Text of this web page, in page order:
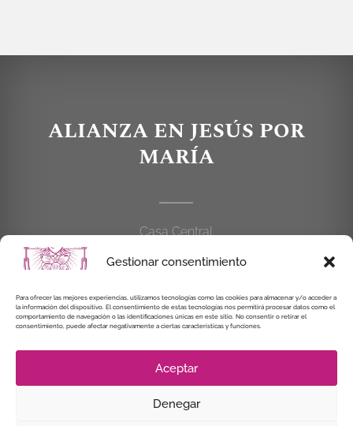
Gestionar consentimiento
Para ofrecer las mejores experiencias, utilizamos tecnologías como las cookies para almacenar y/o acceder a
la información del dispositivo. El consentimiento de estas tecnologías nos permitirá procesar datos como el
comportamiento de navegación o las identificaciones únicas en este sitio. No consentir o retirar el
consentimiento, puede afectar negativamente a ciertas características y funciones.
Aceptar
Denegar
ALIANZA EN JESÚS POR
MARÍA
Casa Central
914 462 114
alianzaenjesuspormaria@gmail.com